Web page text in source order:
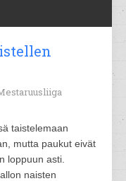
taistelemaan
mutta paukut eivät
loppuun asti.
naisten